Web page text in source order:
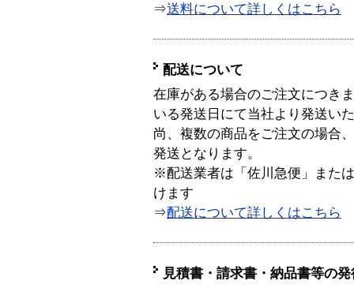
⇒送料について詳しくはこちら
配送について
在庫がある場合のご注文につき
いる発送日にて当社より発送い
尚、複数の商品をご注文の場合
発送となります。
※配送業者は「佐川急便」また
けます
⇒配送について詳しくはこちら
見積書・請求書・納品書等の